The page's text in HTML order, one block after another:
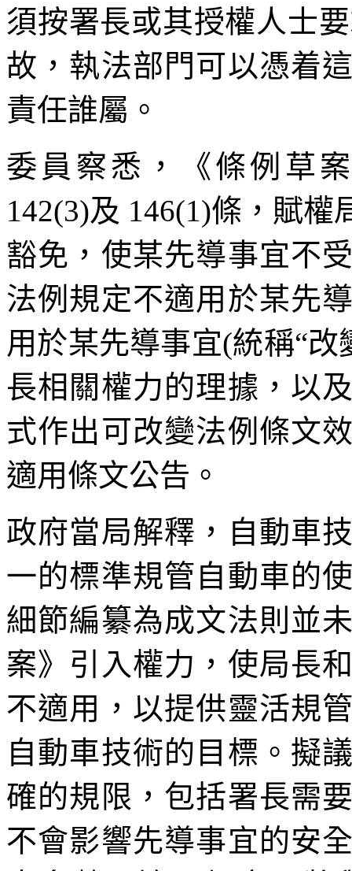
須按署長或其授權人士
故，執法部門可以憑着
責任誰屬。
委員察悉，《條例草
142(3)及 146(1)條，賦
豁免，使某先導事宜不
法例規定不適用於某先
用於某先導事宜(統稱“
長相關權力的理據，以
式作出可改變法例條文
適用條文公告。
政府當局解釋，自動車
一的標準規管自動車的
細節編纂為成文法則並
案》引入權力，使局長
不適用，以提供靈活規
自動車技術的目標。擬
確的規限，包括署長需
不會影響先導事宜的安